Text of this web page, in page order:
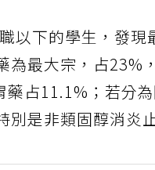
以下的學生，發現
為最大宗，占23%
占11.1%；若分
是非類固醇消炎